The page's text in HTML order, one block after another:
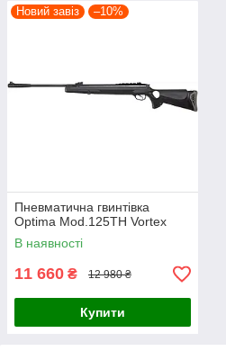
Новий завіз –10%
Пневматична гвинтівка
Optima Mod.125TH Vortex
В наявності
11 660 ₴ 12 980 ₴
Купити